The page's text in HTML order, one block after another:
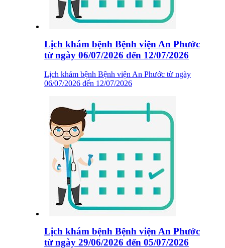
Lịch khám bệnh Bệnh viện An Phước
từ ngày 06/07/2026 đến 12/07/2026
Lịch khám bệnh Bệnh viện An Phước từ ngày
06/07/2026 đến 12/07/2026
Lịch khám bệnh Bệnh viện An Phước
từ ngày 29/06/2026 đến 05/07/2026